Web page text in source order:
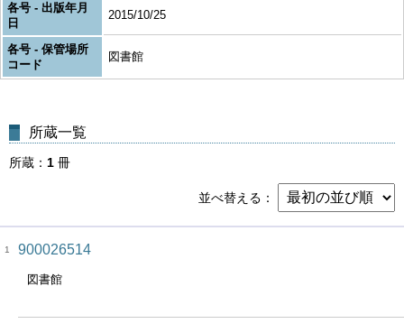
各号 - 出版年月
日
2015/10/25
各号 - 保管場所
コード
図書館
所蔵一覧
所蔵 1 冊
並べ替える
1 900026514
図書館